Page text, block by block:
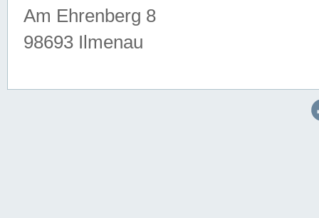
Am Ehrenberg 8
98693 Ilmenau